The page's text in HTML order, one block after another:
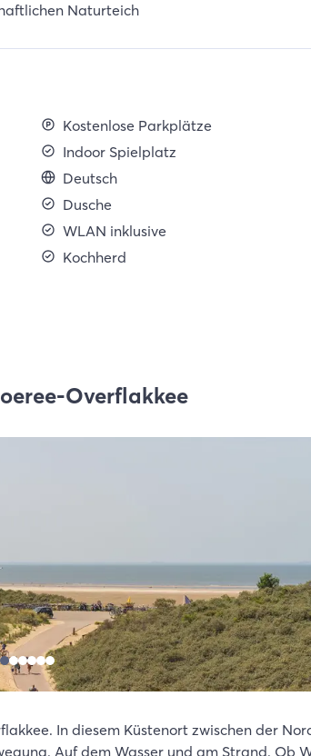
Naturteich
Kostenlose Parkplätze
Indoor Spielplatz
Deutsch
Dusche
WLAN inklusive
Kochherd
Overflakkee
In diesem Küstenort zwischen der
Auf dem Wasser und am Strand. Ob